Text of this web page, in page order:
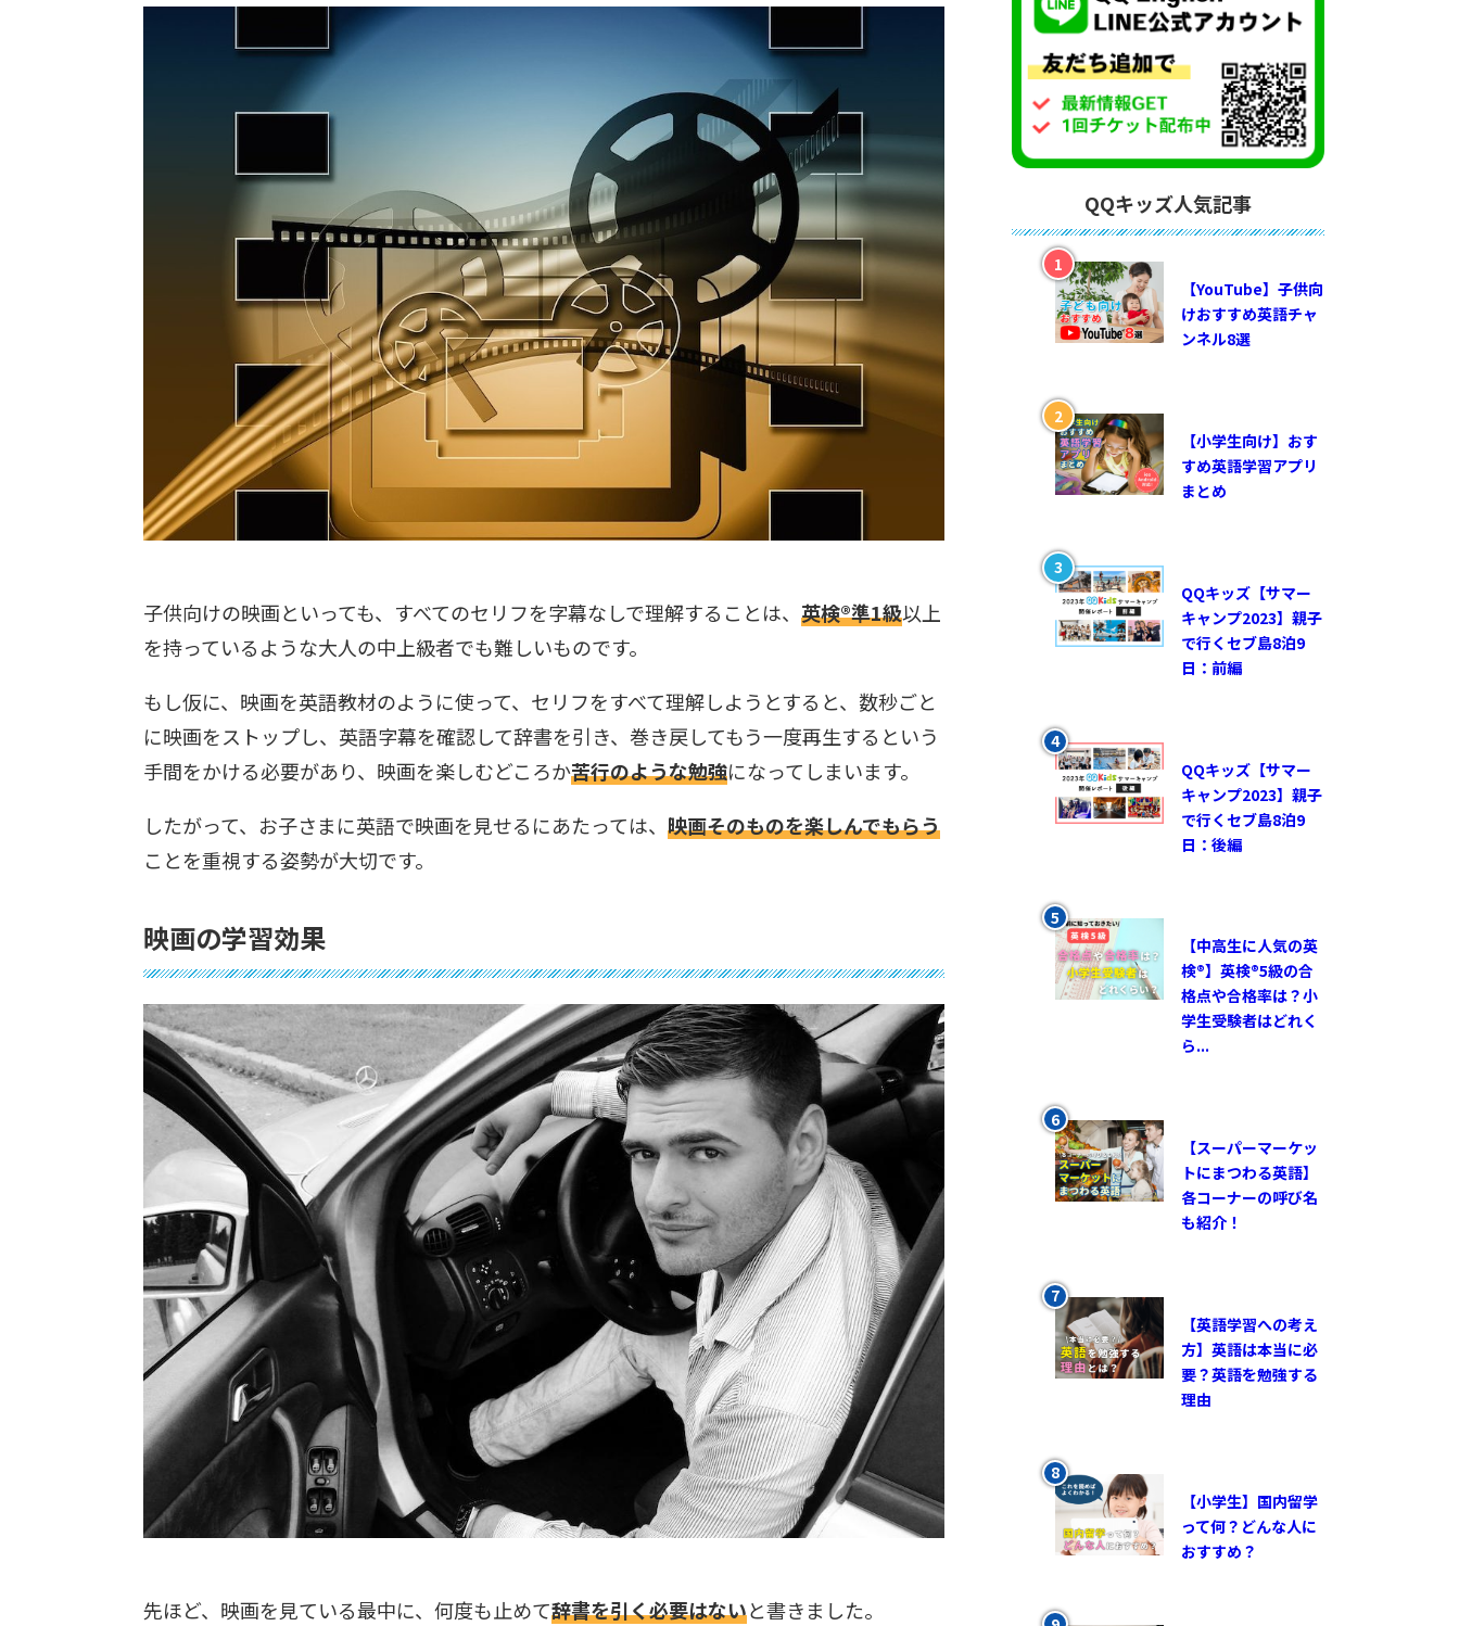
子供向けの映画といっても、すべてのセリフを字幕なしで理解することは、 英検®︎準1級以上
を持っているような大人の中上級者でも難しいものです。
もし仮に、映画を英語教材のように使って、セリフをすべて理解しようとすると、数秒ごと
に映画をストップし、英語字幕を確認して辞書を引き、巻き戻してもう一度再生するという
手間をかける必要があり、映画を楽しむどころか苦行のような勉強になってしまいます。
したがって、お子さまに英語で映画を見せるにあたっては、 映画そのものを楽しんでもらう
ことを重視する姿勢が大切です。
映画の学習効果
先ほど、映画を見ている最中に、何度も止めて辞書を引く必要はないと書きました。
QQキッズ人気記事
【YouTube】子供向
けおすすめ英語チャ
ンネル8選
【小学生向け】おす
すめ英語学習アプリ
まとめ
QQキッズ【サマー
キャンプ2023】親子
で行くセブ島8泊9
日：前編
QQキッズ【サマー
キャンプ2023】親子
で行くセブ島8泊9
日：後編
【中高生に人気の英
検®︎】英検®︎5級の合
格点や合格率は？小
学生受験者はどれく
ら...
【スーパーマーケッ
トにまつわる英語】
各コーナーの呼び名
も紹介！
【英語学習への考え
方】英語は本当に必
要？英語を勉強する
理由
【小学生】国内留学
って何？どんな人に
おすすめ？